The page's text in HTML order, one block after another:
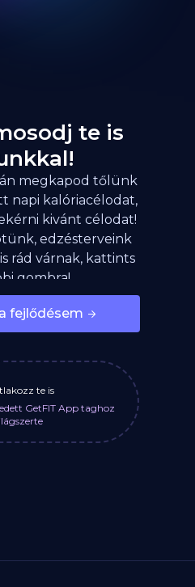
te is
megkapod tőlünk
napi kalóriacélodat,
kivánt célodat!
edzésterveink
rád várnak, kattints
gombra!
fejlődésem
te is
GetFIT App taghoz